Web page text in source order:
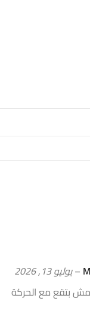
–يوليو 13, 2026
بتقع مع الحركة